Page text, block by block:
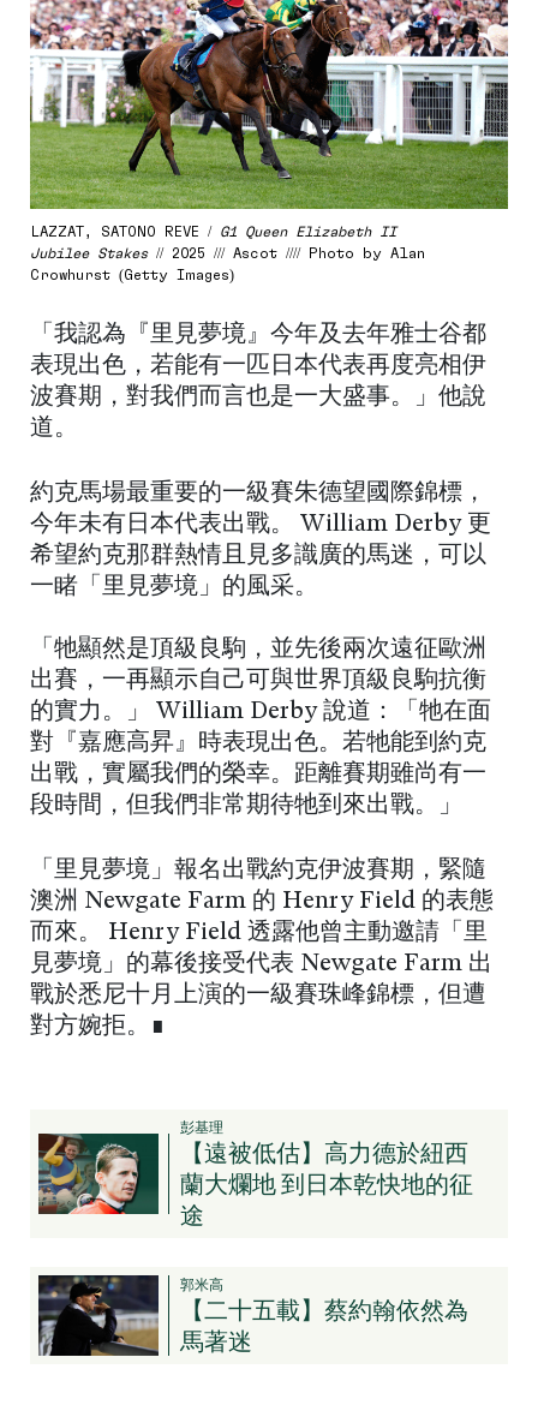
LAZZAT, SATONO REVE / G1 Queen Elizabeth II
Jubilee Stakes// 2025 /// Ascot //// Photo by Alan
Crowhurst (Getty Images)
「我認為『里見夢境』今年及去年雅士谷都
表現出色，若能有一匹日本代表再度亮相伊
波賽期，對我們而言也是一大盛事。」他說
道。
約克馬場最重要的一級賽朱德望國際錦標，
今年未有日本代表出戰。 William Derby 更
希望約克那群熱情且見多識廣的馬迷，可以
一睹「里見夢境」的風采。
「牠顯然是頂級良駒，並先後兩次遠征歐洲
出賽，一再顯示自己可與世界頂級良駒抗衡
的實力。」 William Derby 說道：「牠在面
對『嘉應高昇』時表現出色。若牠能到約克
出戰，實屬我們的榮幸。距離賽期雖尚有一
段時間，但我們非常期待牠到來出戰。」
「里見夢境」報名出戰約克伊波賽期，緊隨
澳洲 Newgate Farm 的 Henry Field 的表態
而來。 Henry Field 透露他曾主動邀請「里
見夢境」的幕後接受代表 Newgate Farm 出
戰於悉尼十月上演的一級賽珠峰錦標，但遭
對方婉拒。∎
彭基理
【遠被低估】高力德於紐西
蘭大爛地 到日本乾快地的征
途
郭米高
【二十五載】蔡約翰依然為
馬著迷